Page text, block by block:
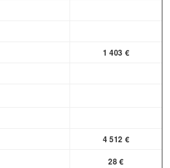
1 403 €
4 512 €
28 €